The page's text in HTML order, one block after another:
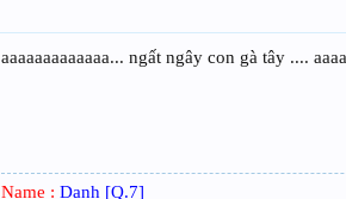
aaaaaaaaaaaaa... ngất ngây con gà tây ....
Name :Danh [Q.7]